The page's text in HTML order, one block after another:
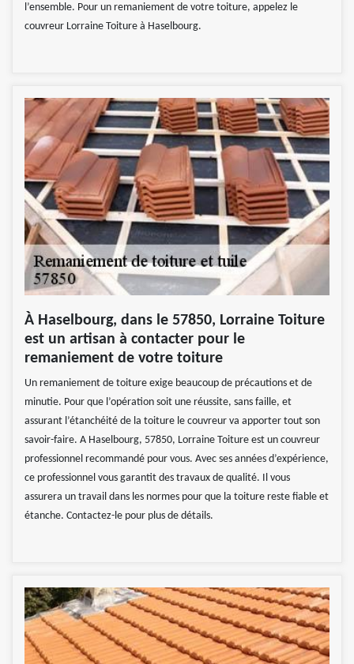
l’ensemble. Pour un remaniement de votre toiture, appelez le
couvreur Lorraine Toiture à Haselbourg.
À Haselbourg, dans le 57850, Lorraine Toiture
est un artisan à contacter pour le
remaniement de votre toiture
Un remaniement de toiture exige beaucoup de précautions et de
minutie. Pour que l’opération soit une réussite, sans faille, et
assurant l’étanchéité de la toiture le couvreur va apporter tout son
savoir-faire. A Haselbourg, 57850, Lorraine Toiture est un couvreur
professionnel recommandé pour vous. Avec ses années d’expérience,
ce professionnel vous garantit des travaux de qualité. Il vous
assurera un travail dans les normes pour que la toiture reste fiable et
étanche. Contactez-le pour plus de détails.